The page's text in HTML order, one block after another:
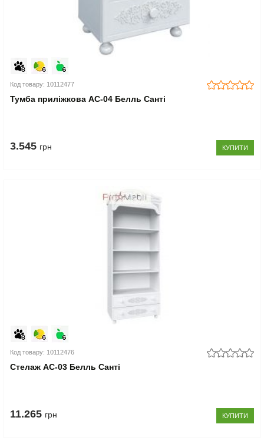
Код товару: 10112477
Тумба приліжкова АС-04 Белль Санті
3.545 грн КУПИТИ
Код товару: 10112476
Стелаж АС-03 Белль Санті
11.265 грн КУПИТИ